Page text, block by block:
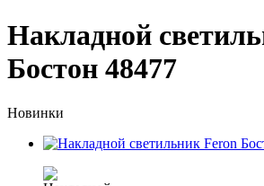
Накладной
Бостон 48477
Новинки